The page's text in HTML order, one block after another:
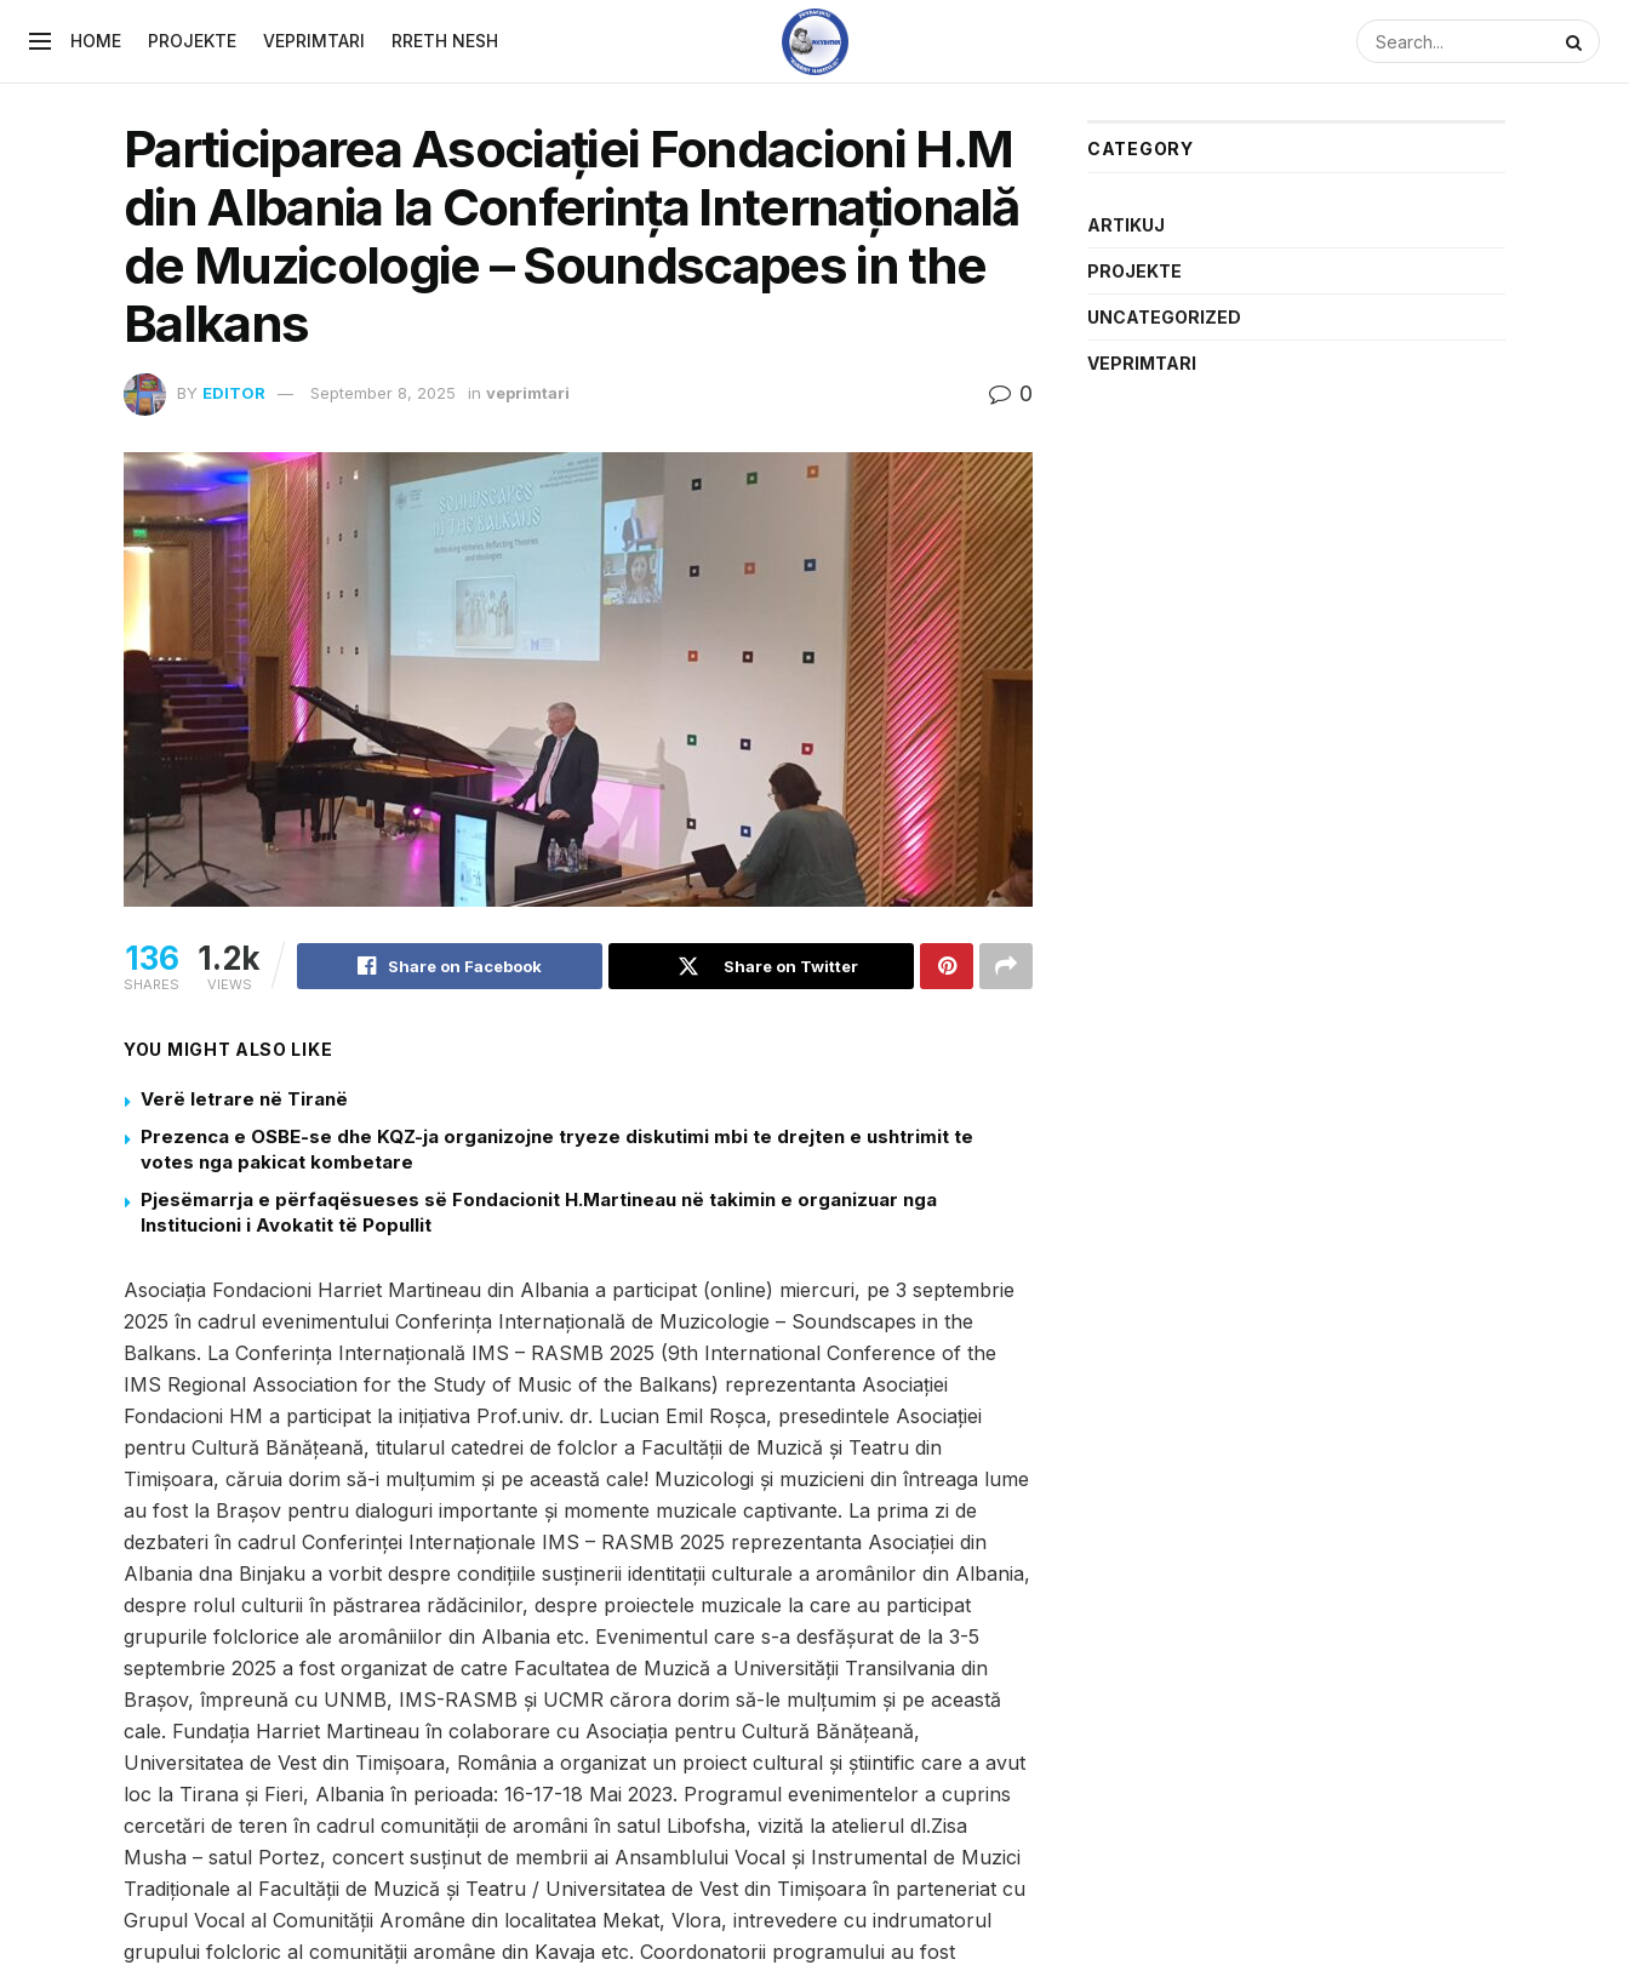
HOME PROJEKTE VEPRIMTARI RRETH NESH
Participarea Asociației Fondacioni H.M
din Albania la Conferința Internațională
de Muzicologie – Soundscapes in the
Balkans
BY EDITOR September 8, 2025 in veprimtari 0
136
SHARES
1.2k
VIEWS
Share on Facebook Share on Twitter
YOU MIGHT ALSO LIKE
Verë letrare në Tiranë
Prezenca e OSBE-se dhe KQZ-ja organizojne tryeze diskutimi mbi te drejten e ushtrimit te
votes nga pakicat kombetare
Pjesëmarrja e përfaqësueses së Fondacionit H.Martineau në takimin e organizuar nga
Institucioni i Avokatit të Popullit
Asociația Fondacioni Harriet Martineau din Albania a participat (online) miercuri, pe 3 septembrie
2025 în cadrul evenimentului Conferința Internațională de Muzicologie – Soundscapes in the
Balkans. La Conferința Internațională IMS – RASMB 2025 (9th International Conference of the
IMS Regional Association for the Study of Music of the Balkans) reprezentanta Asociației
Fondacioni HM a participat la inițiativa Prof.univ. dr. Lucian Emil Roșca, presedintele Asociației
pentru Cultură Bănățeană, titularul catedrei de folclor a Facultății de Muzică și Teatru din
Timișoara, căruia dorim să-i mulțumim și pe această cale! Muzicologi și muzicieni din întreaga lume
au fost la Brașov pentru dialoguri importante și momente muzicale captivante. La prima zi de
dezbateri în cadrul Conferinței Internaționale IMS – RASMB 2025 reprezentanta Asociației din
Albania dna Binjaku a vorbit despre condițiile susținerii identitații culturale a aromânilor din Albania,
despre rolul culturii în păstrarea rădăcinilor, despre proiectele muzicale la care au participat
grupurile folclorice ale aromâniilor din Albania etc. Evenimentul care s-a desfășurat de la 3-5
septembrie 2025 a fost organizat de catre Facultatea de Muzică a Universității Transilvania din
Brașov, împreună cu UNMB, IMS-RASMB și UCMR cărora dorim să-le mulțumim și pe această
cale. Fundația Harriet Martineau în colaborare cu Asociația pentru Cultură Bănățeană,
Universitatea de Vest din Timișoara, România a organizat un proiect cultural și știintific care a avut
loc la Tirana și Fieri, Albania în perioada: 16-17-18 Mai 2023. Programul evenimentelor a cuprins
cercetări de teren în cadrul comunității de aromâni în satul Libofsha, vizită la atelierul dl.Zisa
Musha – satul Portez, concert susținut de membrii ai Ansamblului Vocal și Instrumental de Muzici
Tradiționale al Facultății de Muzică și Teatru / Universitatea de Vest din Timișoara în parteneriat cu
Grupul Vocal al Comunității Aromâne din localitatea Mekat, Vlora, intrevedere cu indrumatorul
grupului folcloric al comunității aromâne din Kavaja etc. Coordonatorii programului au fost
CATEGORY
ARTIKUJ
PROJEKTE
UNCATEGORIZED
VEPRIMTARI